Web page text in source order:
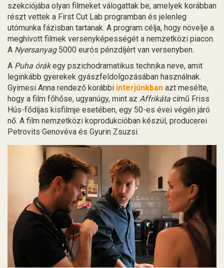
szekciójába olyan filmeket válogattak be, amelyek korábban
részt vettek a First Cut Lab programban és jelenleg
utómunka fázisban tartanak. A program célja, hogy növelje a
meghívott filmek versenyképességét a nemzetközi piacon.
A Nyersanyag5000 eurós pénzdíjért van versenyben.
A Puha órákegy pszichodramatikus technika neve, amit
leginkább gyerekek gyászfeldolgozásában használnak.
Gyimesi Anna rendező korábbi interjúnkban azt mesélte,
hogy a film főhőse, ugyanúgy, mint az Affrikáta című Friss
Hús-fődíjas kisfilmje esetében, egy 50-es évei végén járó
nő. A film nemzetközi koprodukcióban készül, producerei
Petrovits Genovéva és Gyurin Zsuzsi.